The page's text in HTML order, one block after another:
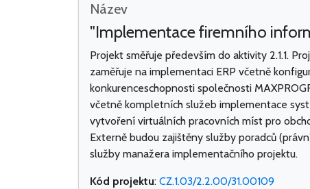
Název
"Implementace firemního
Projekt směřuje především do aktivity 2.1.1.
zaměřuje na implementaci ERP včetně
konkurenceschopnosti společnosti
včetně kompletních služeb implementace
vytvoření virtuálních pracovních míst pro
Externě budou zajištěny služby poradců
služby manažera implementačního projektu.
Kód projektu: CZ.1.03/2.2.00/31.00109